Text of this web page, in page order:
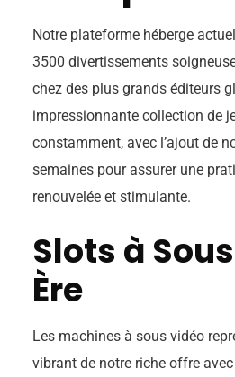
Notre plateforme héberge
3500 divertissements
chez des plus grands éditeurs
impressionnante collection de
constamment, avec l’ajout de
semaines pour assurer une
renouvelée et stimulante.
Slots à
Ère
Les machines à sous vidéo
vibrant de notre riche offre